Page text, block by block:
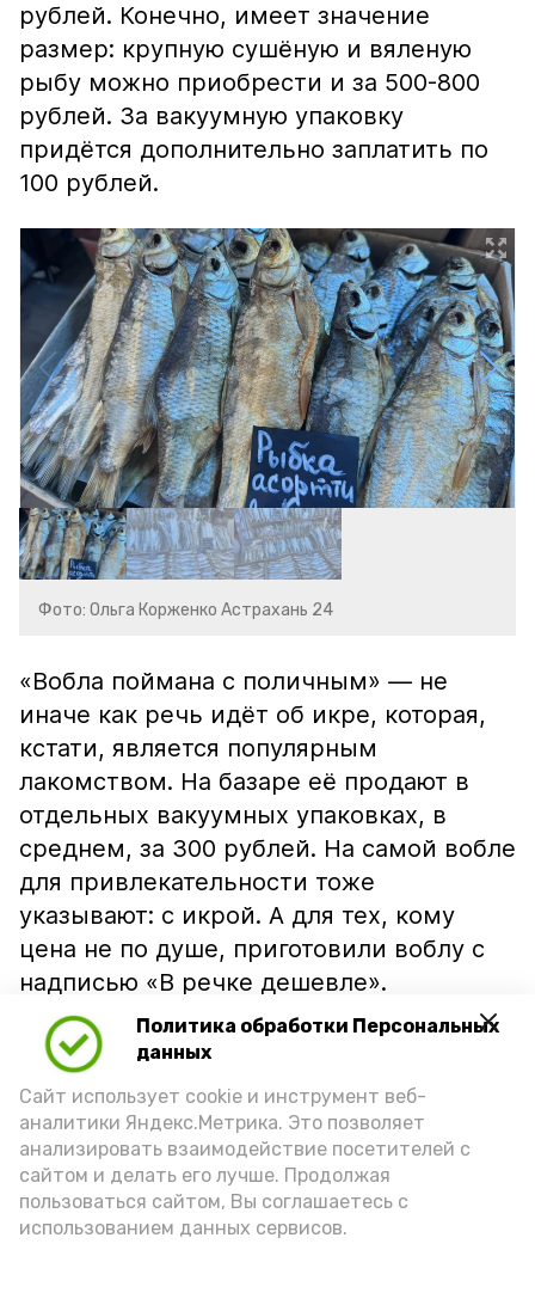
Политика обработки Персональных
данных
Сайт использует cookie и инструмент веб-
аналитики Яндекс.Метрика. Это позволяет
анализировать взаимодействие посетителей с
сайтом и делать его лучше. Продолжая
пользоваться сайтом, Вы соглашаетесь с
использованием данных сервисов.
рублей. Конечно, имеет значение
размер: крупную сушёную и вяленую
рыбу можно приобрести и за 500-800
рублей. За вакуумную упаковку
придётся дополнительно заплатить по
100 рублей.
Фото: Ольга Корженко Астрахань 24
«Вобла поймана с поличным» — не
иначе как речь идёт об икре, которая,
кстати, является популярным
лакомством. На базаре её продают в
отдельных вакуумных упаковках, в
среднем, за 300 рублей. На самой вобле
для привлекательности тоже
указывают: с икрой. А для тех, кому
цена не по душе, приготовили воблу с
надписью «В речке дешевле».